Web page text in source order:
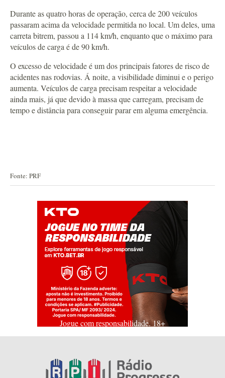
Durante as quatro horas de operação, cerca de 200 veículos
passaram acima da velocidade permitida no local. Um deles, uma
carreta bitrem, passou a 114 km/h, enquanto que o máximo para
veículos de carga é de 90 km/h.
O excesso de velocidade é um dos principais fatores de risco de
acidentes nas rodovias. Á noite, a visibilidade diminui e o perigo
aumenta. Veículos de carga precisam respeitar a velocidade
ainda mais, já que devido à massa que carregam, precisam de
tempo e distância para conseguir parar em alguma emergência.
Fonte: PRF
Jogue com responsabilidade. 18+